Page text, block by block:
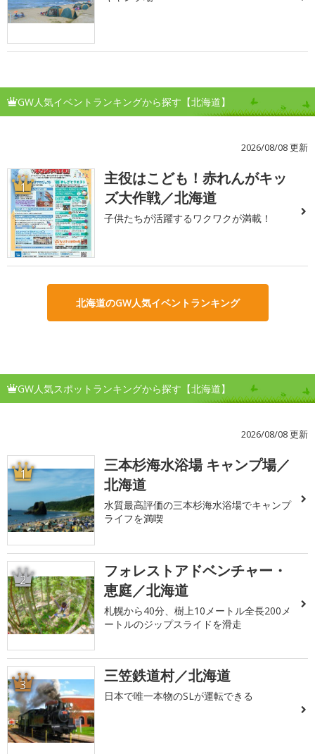
GW人気イベントランキングから探す【北海道】
2026/08/08 更新
1
主役はこども！赤れんがキッ
ズ大作戦／北海道
子供たちが活躍するワクワクが満載！
北海道のGW人気イベントランキング
GW人気スポットランキングから探す【北海道】
2026/08/08 更新
1
三本杉海水浴場 キャンプ場／
北海道
水質最高評価の三本杉海水浴場でキャンプ
ライフを満喫
2
フォレストアドベンチャー・
恵庭／北海道
札幌から40分、樹上10メートル全長200メ
ートルのジップスライドを滑走
3 三笠鉄道村／北海道
日本で唯一本物のSLが運転できる